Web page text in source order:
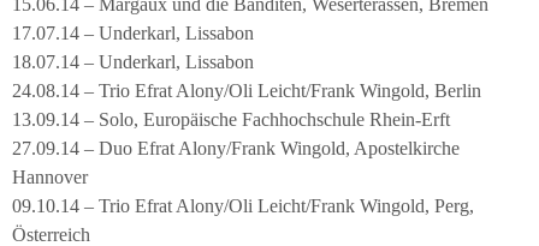
15.06.14 – Margaux und die Banditen, Weserterassen, Bremen
17.07.14 – Underkarl, Lissabon
18.07.14 – Underkarl, Lissabon
24.08.14 – Trio Efrat Alony/Oli Leicht/Frank Wingold, Berlin
13.09.14 – Solo, Europäische Fachhochschule Rhein-Erft
27.09.14 – Duo Efrat Alony/Frank Wingold, Apostelkirche
Hannover
09.10.14 – Trio Efrat Alony/Oli Leicht/Frank Wingold, Perg,
Österreich